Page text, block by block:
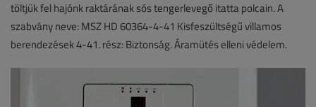
töltjük fel hajónk raktárának sós tengerlevegő itatta polcain. A
szabvány neve: MSZ HD 60364-4-41 Kisfeszültségű villamos
berendezések 4-41. rész: Biztonság. Áramütés elleni védelem.